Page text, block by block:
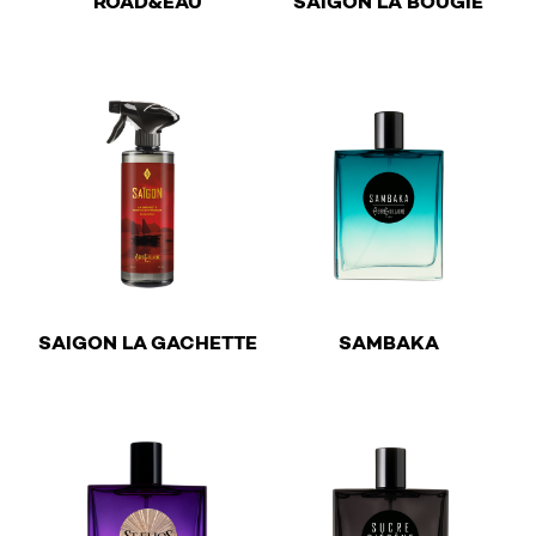
Lacté
Liquoreux
Lumineux
Lys
Mélancolique
Patchouli
Poudré
Propre
ROAD&EAU
SAIGON LA BOUGIE
SAIGON LA GACHETTE SAMBAKA